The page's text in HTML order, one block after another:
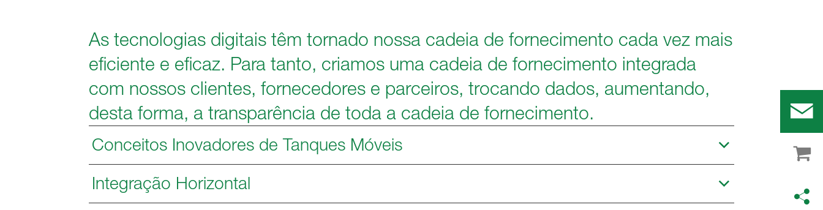
As tecnologias digitais têm tornado nossa cadeia de fornecimento cada vez mais
eficiente e eficaz. Para tanto, criamos uma cadeia de fornecimento integrada
com nossos clientes, fornecedores e parceiros, trocando dados, aumentando,
desta forma, a transparência de toda a cadeia de fornecimento.
Conceitos Inovadores de Tanques Móveis
Integração Horizontal